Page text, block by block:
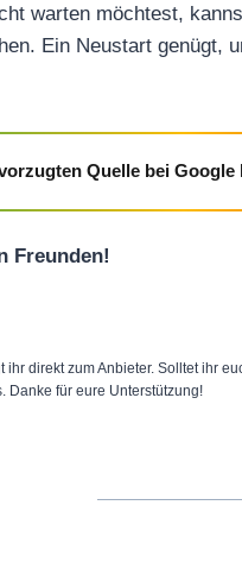
warten möchtest,
Ein Neustart genügt,
Quelle bei Google
Freunden!
direkt zum Anbieter. Solltet ihr
Danke für eure Unterstützung!